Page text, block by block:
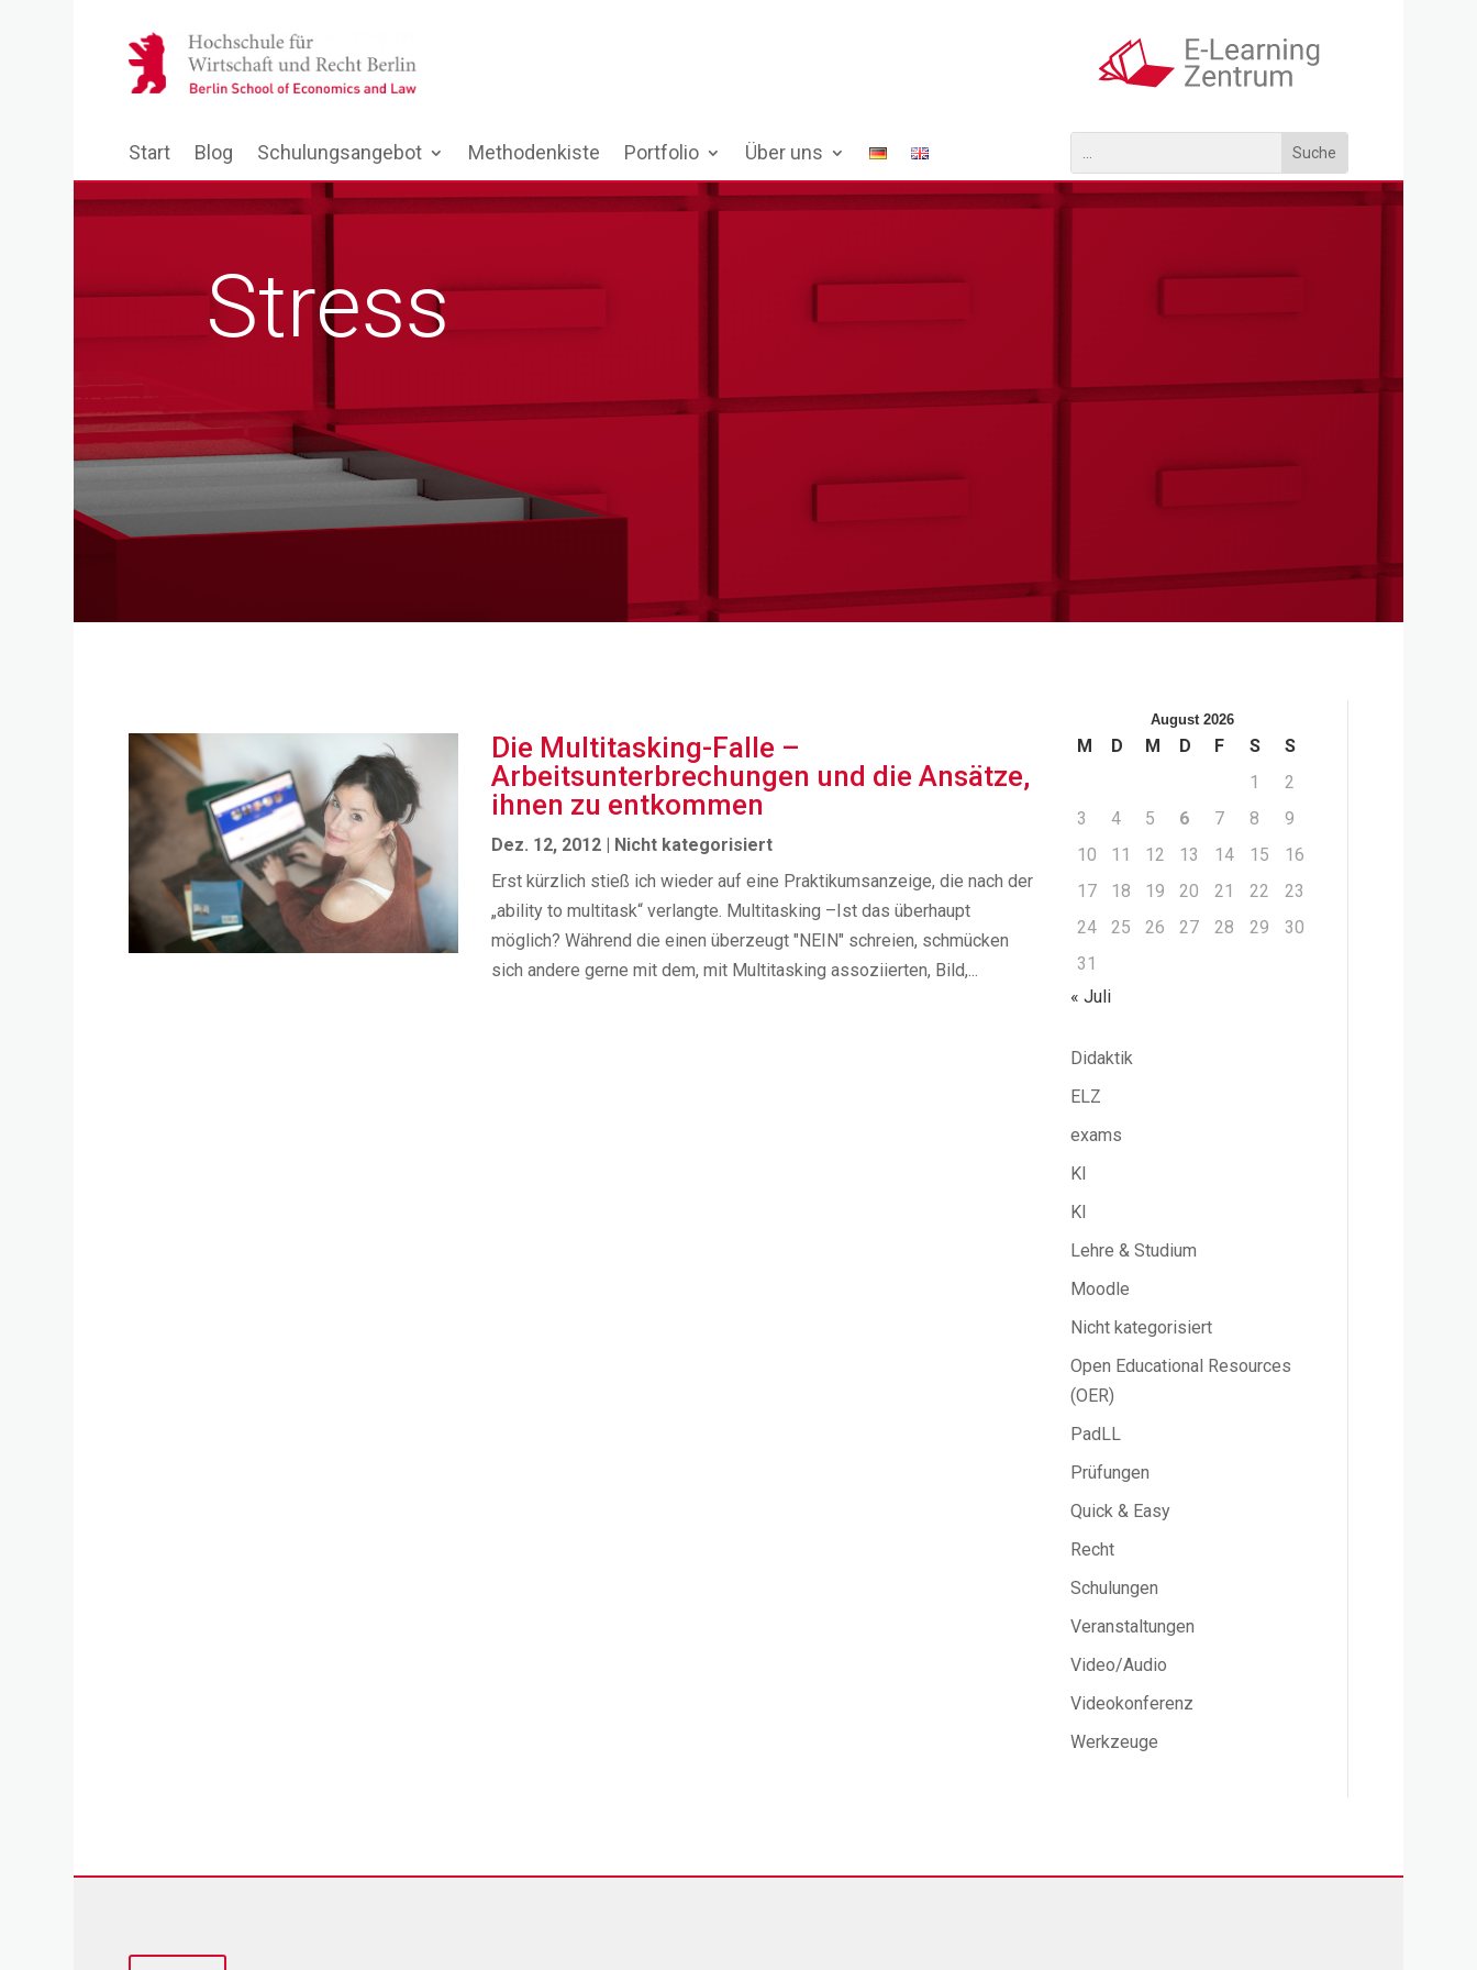
Start Blog Schulungsangebot Methodenkiste Portfolio Über uns
Stress
Die Multitasking-Falle –
Arbeitsunterbrechungen und die Ansätze,
ihnen zu entkommen
Dez. 12, 2012 | Nicht kategorisiert
Erst kürzlich stieß ich wieder auf eine Praktikumsanzeige, die nach der
„ability to multitask“ verlangte. Multitasking –Ist das überhaupt
möglich? Während die einen überzeugt "NEIN" schreien, schmücken
sich andere gerne mit dem, mit Multitasking assoziierten, Bild,...
August 2026
M D M D F S
S
1
2
3
4 5 6 7 8
9
10
11 12 13 14 15
16
17
18 19 20 21 22
23
24
25 26 27 28 29
30
31
« Juli
Didaktik
ELZ
exams
KI
KI
Lehre & Studium
Moodle
Nicht kategorisiert
Open Educational Resources
(OER)
PadLL
Prüfungen
Quick & Easy
Recht
Schulungen
Veranstaltungen
Video/Audio
Videokonferenz
Werkzeuge